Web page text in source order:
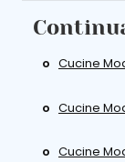
Cucine
Cucine
Cucine